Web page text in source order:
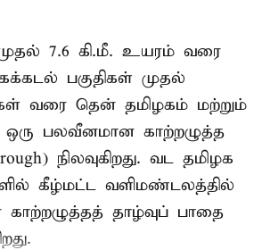
முதல் 7.6 கி.மீ. உயரம் வரை
பகுதிகள் முதல்
வரை தென் தமிழகம் மற்றும்
ஒரு பலவீனமான காற்றழுத்த
நிலவுகிறது. வட தமிழக
கீழ்மட்ட வளிமண்டலத்தில்
தாழ்வுப் பாதை